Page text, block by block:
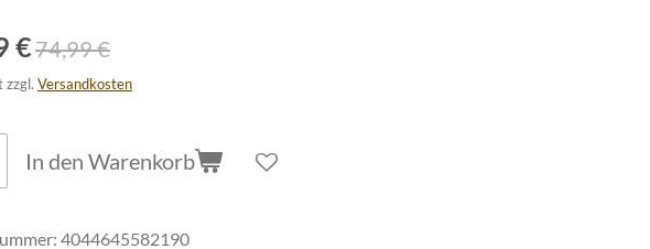
€74,99 €
zzgl. Versandkosten
In den Warenkorb
4044645582190